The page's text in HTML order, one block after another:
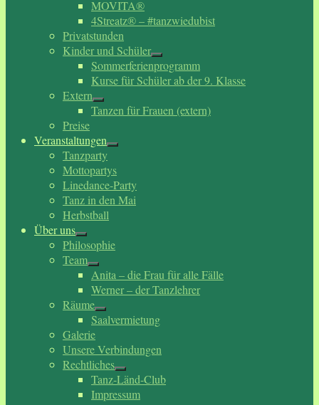
MOVITA®
4Streatz® – #tanzwiedubist
Privatstunden
Kinder und Schüler
Sommerferienprogramm
Kurse für Schüler ab der 9. Klasse
Extern
Tanzen für Frauen (extern)
Preise
Veranstaltungen
Tanzparty
Mottopartys
Linedance-Party
Tanz in den Mai
Herbstball
Über uns
Philosophie
Team
Anita – die Frau für alle Fälle
Werner – der Tanzlehrer
Räume
Saalvermietung
Galerie
Unsere Verbindungen
Rechtliches
Tanz-Länd-Club
Impressum